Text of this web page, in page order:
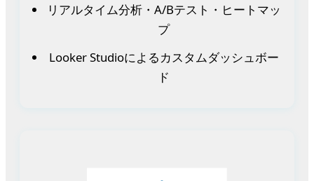
リアルタイム分析・A/Bテスト・ヒートマッ
プ
Looker Studioによるカスタムダッシュボー
ド